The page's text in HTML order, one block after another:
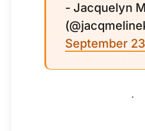
- Jacquelyn
September
.